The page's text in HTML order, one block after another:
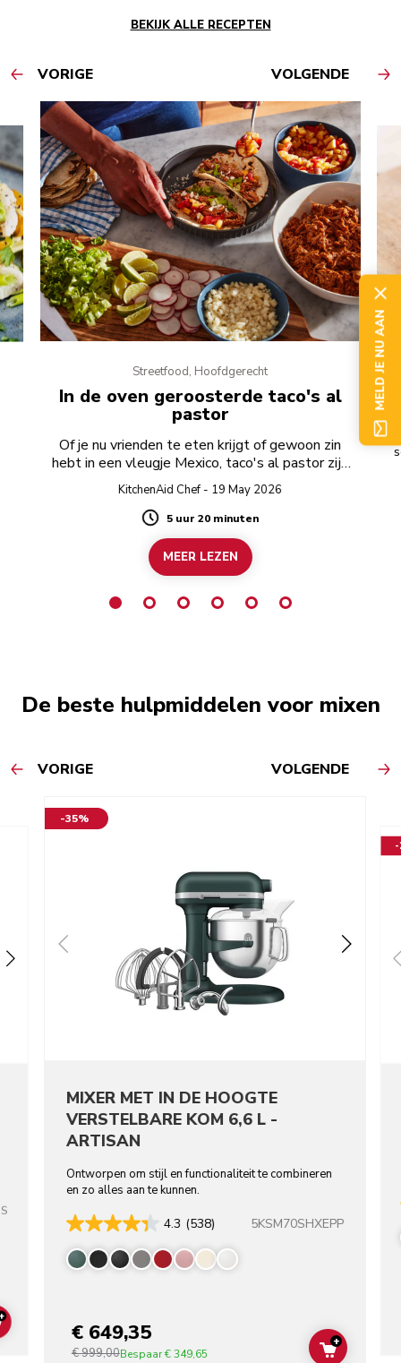
BEKIJK ALLE RECEPTEN
VORIGE VOLGENDE
Streetfood, Hoofdgerecht
In de oven geroosterde taco's al
pastor
Of je nu vrienden te eten krijgt of gewoon zin
hebt in een vleugje Mexico, taco's al pastor zijn
altijd een goed idee.
KitchenAid Chef - 19 May 2026
Duration
5 uur 20 minuten
MEER LEZEN
De beste hulpmiddelen voor mixen
VORIGE VOLGENDE
ADD TO CART
-35%
MIXER MET IN DE HOOGTE
VERSTELBARE KOM 6,6 L -
ARTISAN
Ontworpen om stijl en functionaliteit te combineren
en zo alles aan te kunnen.
4.3 (538) 5KSM70SHXEPP
€ 649,35
€ 999,00Bespaar€ 349,65 ADD TO
+
-
MELD JE NU AAN